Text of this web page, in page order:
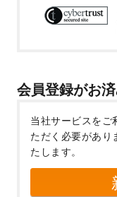
会員登録がお
当社サービスをご
ただく必要があり
たします。